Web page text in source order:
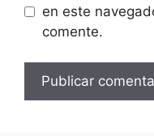
en este
comente.